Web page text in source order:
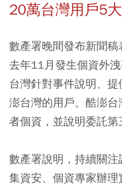
20萬台灣用戶5
數產署晚間發布新聞稿
去年11月發生個資外
台灣針對事件說明、
澎台灣的用戶。酷澎
者個資，並說明委託第
數產署說明，持續關
集資安、個資專家辦